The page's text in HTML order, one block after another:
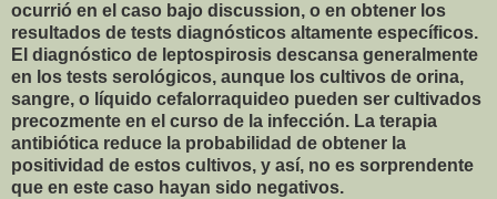
ocurrió en el caso bajo discussion, o en obtener los
resultados de tests diagnósticos altamente específicos.
El diagnóstico de leptospirosis descansa generalmente
en los tests serológicos, aunque los cultivos de orina,
sangre, o líquido cefalorraquideo pueden ser cultivados
precozmente en el curso de la infección. La terapia
antibiótica reduce la probabilidad de obtener la
positividad de estos cultivos, y así, no es sorprendente
que en este caso hayan sido negativos.